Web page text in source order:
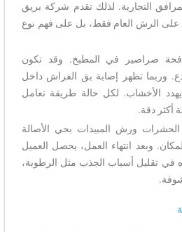
التجارية. لذلك تقدم شركة بريق
على الرش العام فقط، بل على فهم نوع
صراصير في المطبخ. وقد تكون
وربما تظهر إصابة بق الفراش داخل
الأخشاب. لكل حالة طريقة تعامل
أكثر دقة.
ورش المبيدات بحي الأصالة
وبعد انتهاء العمل، يحصل العميل
في تقليل أسباب الجذب مثل الرطوبة،